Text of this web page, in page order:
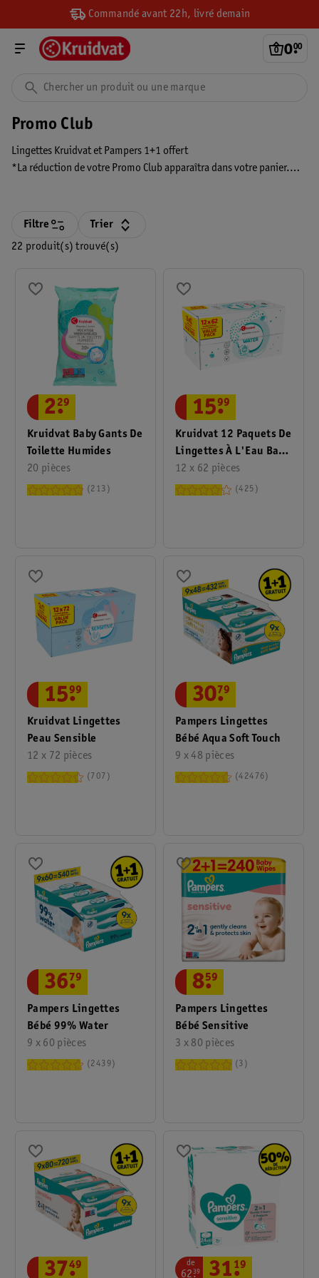
Commandé avant 22h, livré demain
0.
00
Promo Club
Lingettes Kruidvat et Pampers 1+1 offert
*La réduction de votre Promo Club apparaîtra dans votre panier.
toujours avant le paiement.
22 produit(s) trouvé(s)
Filtre Trier
Kruidvat Baby Gants De
Toilette Humides
20 pièces
2.
29
213
Kruidvat 12 Paquets De
Lingettes À L'Eau Baby
Pure
12 x 62 pièces
15.
99
425
Kruidvat Lingettes
Peau Sensible
12 x 72 pièces
15.
99
707
Pampers Lingettes
Bébé Aqua Soft Touch
9 x 48 pièces
30.
79
42476
Pampers Lingettes
Bébé 99% Water
9 x 60 pièces
36.
79
2439
Pampers Lingettes
Bébé Sensitive
3 x 80 pièces
8.
59
3
37.
49 de
62.
39 31.
19